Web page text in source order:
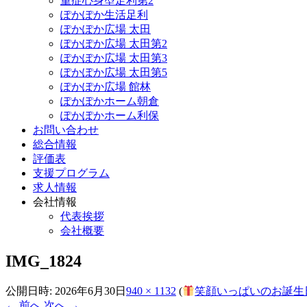
ぽかぽか生活足利
ぽかぽか広場 太田
ぽかぽか広場 太田第2
ぽかぽか広場 太田第3
ぽかぽか広場 太田第5
ぽかぽか広場 館林
ぽかぽかホーム朝倉
ぽかぽかホーム利保
お問い合わせ
総合情報
評価表
支援プログラム
求人情報
会社情報
代表挨拶
会社概要
IMG_1824
公開日時: 2026年6月30日 940 × 1132 (
笑顔いっぱいのお誕生